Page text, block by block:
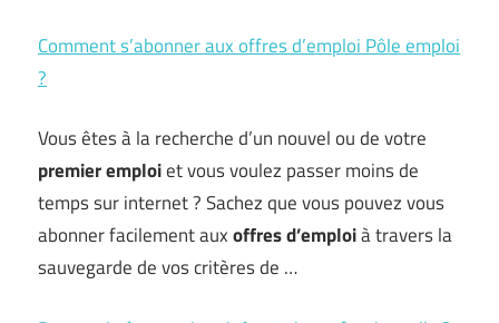
Comment s’abonner aux offres d’emploi Pôle emploi
?
Vous êtes à la recherche d’un nouvel ou de votre
premier emploiet vous voulez passer moins de
temps sur internet ? Sachez que vous pouvez vous
abonner facilement auxoffres d’emploià travers la
sauvegarde de vos critères de …